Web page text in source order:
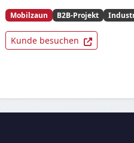
Mobilzaun B2B-Projekt
Kunde besuchen